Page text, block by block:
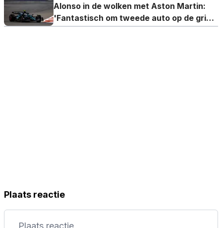
Alonso in de wolken met Aston Martin:
'Fantastisch om tweede auto op de grid
te hebben'
Plaats reactie